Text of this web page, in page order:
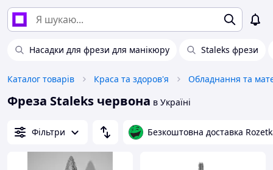
Насадки для фрези для манікюру Staleks фрези
Каталог товарів Краса та здоров'я
Фреза Staleks червона в Україні
Фільтри Безкоштовна доставка